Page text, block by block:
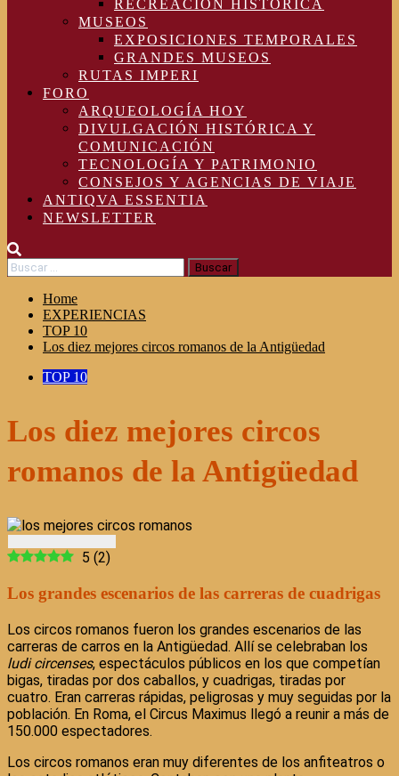
RECREACIÓN HISTÓRICA
MUSEOS
EXPOSICIONES TEMPORALES
GRANDES MUSEOS
RUTAS IMPERI
FORO
ARQUEOLOGÍA HOY
DIVULGACIÓN HISTÓRICA Y
COMUNICACIÓN
TECNOLOGÍA Y PATRIMONIO
CONSEJOS Y AGENCIAS DE VIAJE
ANTIQVA ESSENTIA
NEWSLETTER
Buscar:
Home
EXPERIENCIAS
TOP 10
Los diez mejores circos romanos de la Antigüedad
TOP 10
Los diez mejores circos
romanos de la Antigüedad
5 (2)
Los grandes escenarios de las carreras de cuadrigas
Los circos romanos fueron los grandes escenarios de las
carreras de carros en la Antigüedad. Allí se celebraban los
ludi circenses, espectáculos públicos en los que competían
bigas, tiradas por dos caballos, y cuadrigas, tiradas por
cuatro. Eran carreras rápidas, peligrosas y muy seguidas por la
población. En Roma, el Circus Maximus llegó a reunir a más de
150.000 espectadores.
Los circos romanos eran muy diferentes de los anfiteatros o